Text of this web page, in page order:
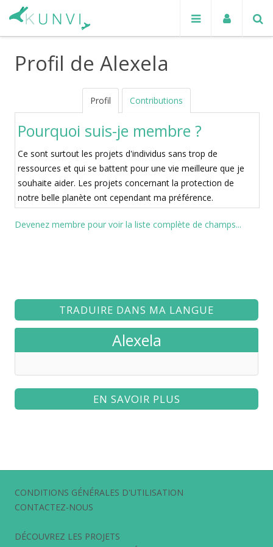
Profil de Alexela
Profil Contributions
Pourquoi suis-je membre ?
Ce sont surtout les projets d'individus sans trop de
ressources et qui se battent pour une vie meilleure que je
souhaite aider. Les projets concernant la protection de
notre belle planète ont cependant ma préférence.
Devenez membre pour voir la liste complète de champs...
TRADUIRE DANS MA LANGUE
Alexela
EN SAVOIR PLUS
CONDITIONS GÉNÉRALES D'UTILISATION
CONTACTEZ-NOUS
DÉCOUVREZ LES PROJETS